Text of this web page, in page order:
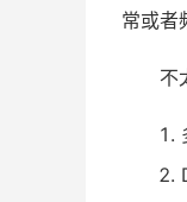
常或者
不